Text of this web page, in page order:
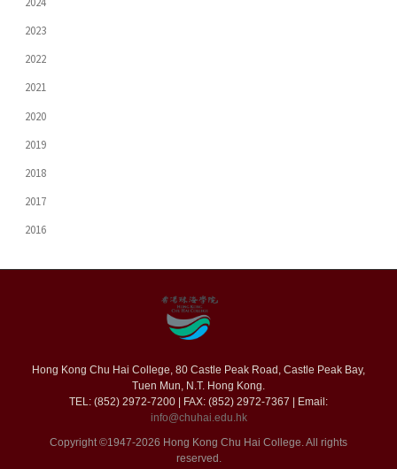
2023
2022
2021
2020
2019
2018
2017
2016
Hong Kong Chu Hai College, 80 Castle Peak Road, Castle Peak Bay,
Tuen Mun, N.T. Hong Kong.
TEL: (852) 2972-7200 | FAX: (852) 2972-7367 | Email:
info@chuhai.edu.hk
Copyright ©1947-2026 Hong Kong Chu Hai College. All rights
reserved.